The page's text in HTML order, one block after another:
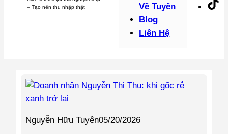
– Tạo nên thu nhập thật
Về Tuyên
Blog
Liên Hệ
Nguyễn Hữu Tuyên05/20/2026